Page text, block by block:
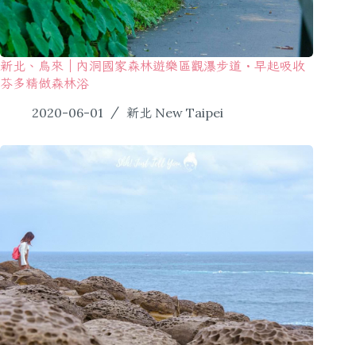
新北、烏來｜內洞國家森林遊樂區觀瀑步道・早起吸收
芬多精做森林浴
2020-06-01
新北 New Taipei